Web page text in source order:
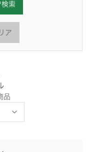
ア
索
品